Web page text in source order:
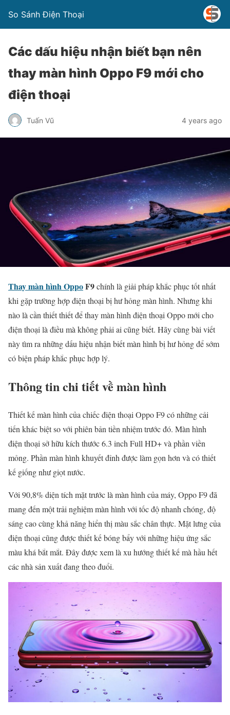
So Sánh Điện Thoại
Các dấu hiệu nhận biết bạn nên
thay màn hình Oppo F9 mới cho
điện thoại
Tuấn Vũ 4 years ago
Thay màn hìnhOppoF9chính là giải pháp khắc phục tốt nhất
khi gặp trường hợp điện thoại bị hư hỏng màn hình. Nhưng khi
nào là cần thiết thiết để thay màn hình điện thoại Oppo mới cho
điện thoại là điều mà không phải ai cũng biết. Hãy cùng bài viết
này tìm ra những dấu hiệu nhận biết màn hình bị hư hỏng để sớm
có biện pháp khắc phục hợp lý.
Thông tin chi tiết về màn hình
Thiết kế màn hình của chiếc điện thoại Oppo F9 có những cải
tiến khác biệt so với phiên bản tiền nhiệm trước đó. Màn hình
điện thoại sở hữu kích thước 6.3 inch Full HD+ và phần viền
mỏng. Phần màn hình khuyết đỉnh được làm gọn hơn và có thiết
kế giống như giọt nước.
Với 90,8% diện tích mặt trước là màn hình của máy, Oppo F9 đã
mang đến một trải nghiệm màn hình với tốc độ nhanh chóng, độ
sáng cao cùng khả năng hiển thị màu sắc chân thực. Mặt lưng của
điện thoại cũng được thiết kế bóng bẩy với những hiệu ứng sắc
màu khá bắt mắt. Đây được xem là xu hướng thiết kế mà hầu hết
các nhà sản xuất đang theo đuổi.